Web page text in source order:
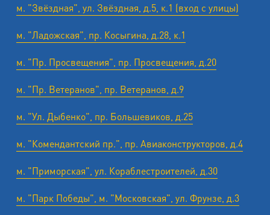
м. "Звёздная", ул. Звёздная, д.5, к.1 (вход с улицы)
м. "Ладожская", пр. Косыгина, д.28, к.1
м. "Пр. Просвещения", пр. Просвещения, д.20
м. "Пр. Ветеранов", пр. Ветеранов, д.9
м. "Ул. Дыбенко", пр. Большевиков, д.25
м. "Комендантский пр.", пр. Авиаконструкторов, д.4
м. "Приморская", ул. Кораблестроителей, д.30
м. "Парк Победы", м. "Московская", ул. Фрунзе, д.3